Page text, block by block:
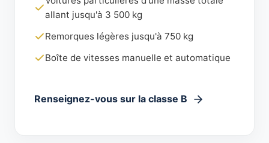
allant jusqu'à 3 500 kg
Remorques légères jusqu'à 750 kg
Boîte de vitesses manuelle et automatique
Renseignez-vous sur la classe B